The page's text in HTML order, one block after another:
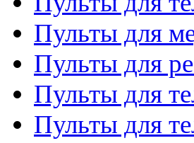
Пульты для
Пульты для
Пульты для
Пульты для